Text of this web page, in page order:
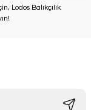
Lodos Balıkçılık